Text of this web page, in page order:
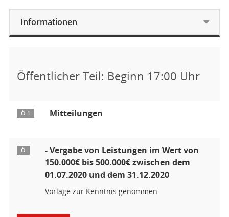
Informationen
Öffentlicher Teil: Beginn 17:00 Uhr
Ö 1 Mitteilungen
Ö
- Vergabe von Leistungen im Wert von
150.000€ bis 500.000€ zwischen dem
01.07.2020 und dem 31.12.2020
Vorlage zur Kenntnis genommen